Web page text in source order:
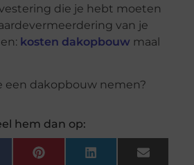
die je hebt moeten
van je
kosten dakopbouw maal
hem dan op:
Pinterest LinkedIn Email